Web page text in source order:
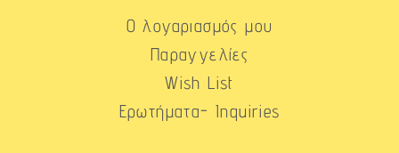
Ο λογαριασμός μου
Παραγγελίες
Wish List
Ερωτήματα- Inquiries